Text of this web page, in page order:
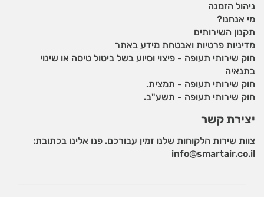
ניהול הזמנה
מי אנחנו?
תקנון השירותים
מדיניות פרטיות ואבטחת מידע באתר
חוק שירותי תעופה - פיצוי וסיוע בשל ביטול טיסה או שינוי
בתנאיה
חוק שירותי תעופה - תמצית.
חוק שירותי תעופה - תשע"ב.
יצירת קשר
צוות שירות הלקוחות שלנו זמין עבורכם. פנו אלינו בכתובת:
info@smartair.co.il